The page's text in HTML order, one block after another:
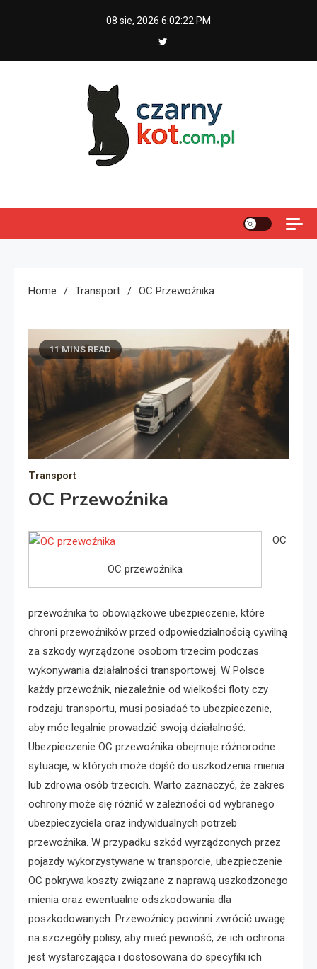
08 sie, 2026 6:02:22 PM
Home Transport OC Przewoźnika
11 MINS READ
Transport
OC Przewoźnika
OC przewoźnika
OC
przewoźnika to obowiązkowe ubezpieczenie, które
chroni przewoźników przed odpowiedzialnością cywilną
za szkody wyrządzone osobom trzecim podczas
wykonywania działalności transportowej. W Polsce
każdy przewoźnik, niezależnie od wielkości floty czy
rodzaju transportu, musi posiadać to ubezpieczenie,
aby móc legalnie prowadzić swoją działalność.
Ubezpieczenie OC przewoźnika obejmuje różnorodne
sytuacje, w których może dojść do uszkodzenia mienia
lub zdrowia osób trzecich. Warto zaznaczyć, że zakres
ochrony może się różnić w zależności od wybranego
ubezpieczyciela oraz indywidualnych potrzeb
przewoźnika. W przypadku szkód wyrządzonych przez
pojazdy wykorzystywane w transporcie, ubezpieczenie
OC pokrywa koszty związane z naprawą uszkodzonego
mienia oraz ewentualne odszkodowania dla
poszkodowanych. Przewoźnicy powinni zwrócić uwagę
na szczegóły polisy, aby mieć pewność, że ich ochrona
jest wystarczająca i dostosowana do specyfiki ich